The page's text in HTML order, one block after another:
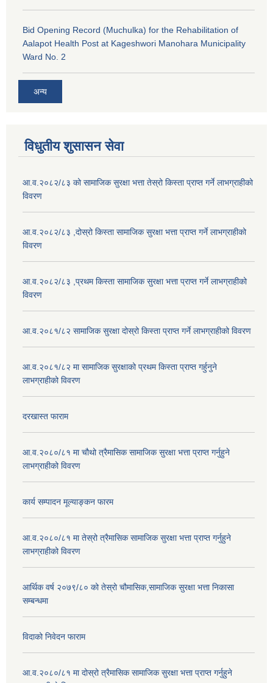
Bid Opening Record (Muchulka) for the Rehabilitation of
Aalapot Health Post at Kageshwori Manohara Municipality
Ward No. 2
अन्य
विधुतीय शुसासन सेवा
आ.व.२०८२/८३ को सामाजिक सुरक्षा भत्ता तेस्रो किस्ता प्राप्त गर्ने लाभग्राहीको
विवरण
आ.व.२०८२/८३ ,दोस्रो किस्ता सामाजिक सुरक्षा भत्ता प्राप्त गर्ने लाभग्राहीको
विवरण
आ.व.२०८२/८३ ,प्रथम किस्ता सामाजिक सुरक्षा भत्ता प्राप्त गर्ने लाभग्राहीको
विवरण
आ.व.२०८१/८२ सामाजिक सुरक्षा दोस्रो किस्ता प्राप्त गर्ने लाभग्राहीको विवरण
आ.व.२०८१/८२ मा सामाजिक सुरक्षाको प्रथम किस्ता प्राप्त गर्हुनुने
लाभग्राहीको विवरण
दरखास्त फाराम
आ.व.२०८०/८१ मा चौथो त्रैमासिक सामाजिक सुरक्षा भत्ता प्राप्त गर्नुहुने
लाभग्राहीको विवरण
कार्य सम्पादन मूल्याङ्कन फारम
आ.व.२०८०/८१ मा तेस्रो त्रैमासिक सामाजिक सुरक्षा भत्ता प्राप्त गर्नुहुने
लाभग्राहीको विवरण
आर्थिक वर्ष २०७९/८० को तेस्रो चौमासिक,सामाजिक सुरक्षा भत्ता निकासा
सम्बन्धमा
विदाको निवेदन फाराम
आ.व.२०८०/८१ मा दोस्रो त्रैमासिक सामाजिक सुरक्षा भत्ता प्राप्त गर्नुहुने